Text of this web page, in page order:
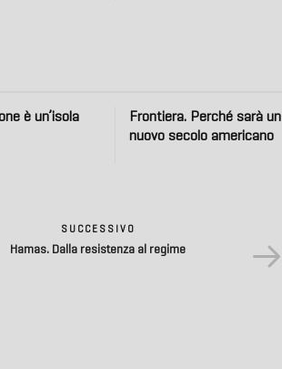
è un’isola
Frontiera. Perché sarà un
nuovo secolo americano
SUCCESSIVO
Hamas. Dalla resistenza al regime